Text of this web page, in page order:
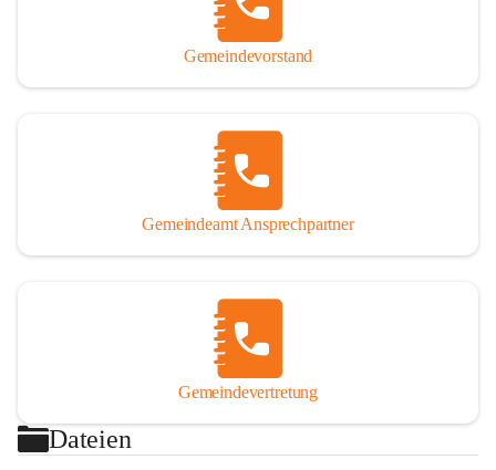
Gemeindevorstand
Gemeindeamt Ansprechpartner
Gemeindevertretung
Dateien